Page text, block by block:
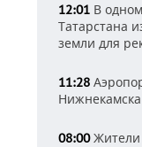
12:01 В
Татарстана
земли для
11:28
08:00Жители